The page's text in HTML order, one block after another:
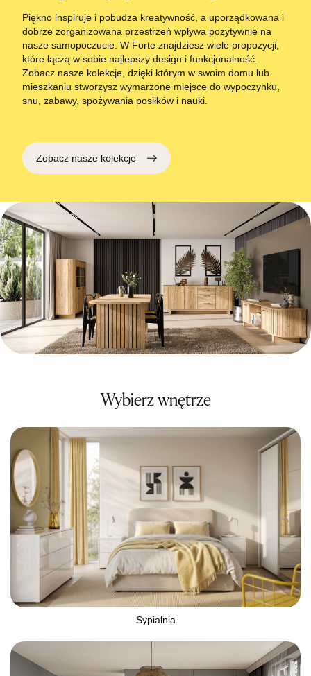
Piękno inspiruje i pobudza kreatywność, a uporządkowana i
dobrze zorganizowana przestrzeń wpływa pozytywnie na
nasze samopoczucie. W Forte znajdziesz wiele propozycji,
które łączą w sobie najlepszy design i funkcjonalność.
Zobacz nasze kolekcje, dzięki którym w swoim domu lub
mieszkaniu stworzysz wymarzone miejsce do wypoczynku,
snu, zabawy, spożywania posiłków i nauki.
Zobacz nasze kolekcje
Wybierz wnętrze
Sypialnia